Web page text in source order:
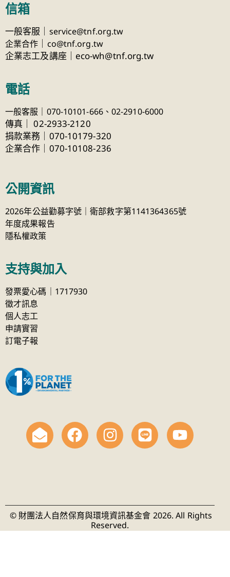
信箱
一般客服｜ service@tnf.org.tw
企業合作
co@tnf.org.tw
企業志工及講座｜eco-wh@tnf.org.tw
電話
一般客服｜070-10101-666、 02-2910-6000
傳真
02-2933-2120
捐款業務｜070-10179-320
企業合作｜070-10108-236
公開資訊
2026年公益勸募字號｜衛部救字第1141364365號
年度成果報告
隱私權政策
支持與加入
發票愛心碼｜1717930
徵才訊息
個人志工
申請實習
訂電子報
© 財團法人自然保育與環境資訊基金會 2026. All Rights
Reserved.